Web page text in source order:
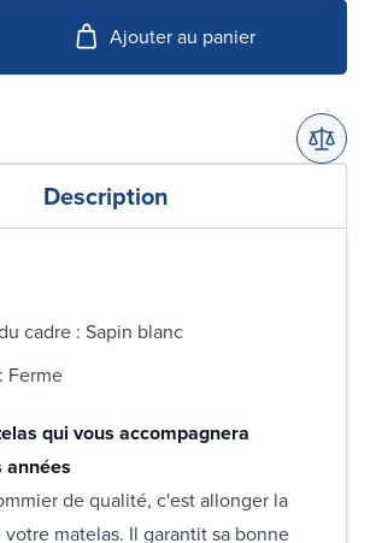
Ajouter au panier
Description
cadre : Sapin blanc
Ferme
qui vous accompagnera
années
de qualité, c'est allonger la
matelas. Il garantit sa bonne